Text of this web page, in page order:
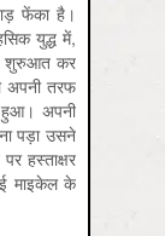
फेंका है।
युद्ध में,
शुरुआत कर
अपनी तरफ
हुआ। अपनी
पड़ा उसने
हस्ताक्षर
माइकेल के